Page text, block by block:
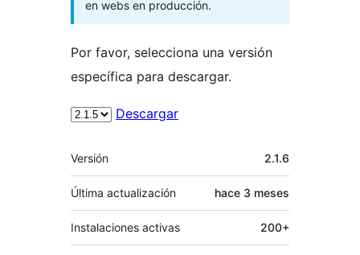
en webs en producción.
Por favor, selecciona una versión
específica para descargar.
Descargar
Meta
Versión 2.1.6
Última actualización hace 3 meses
Instalaciones activas 200+